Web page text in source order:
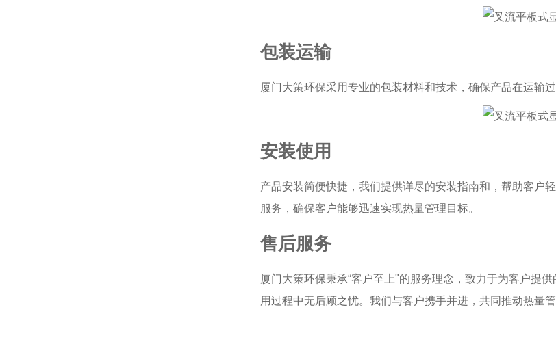
包装运输
厦门大策环保采用专业的包装材料和技术，确保产品在运输
安装使用
产品安装简便快捷，我们提供详尽的安装指南和，帮助客户
服务，确保客户能够迅速实现热量管理目标。
售后服务
厦门大策环保秉承“客户至上"的服务理念，致力于为客户提
用过程中无后顾之忧。我们与客户携手并进，共同推动热量